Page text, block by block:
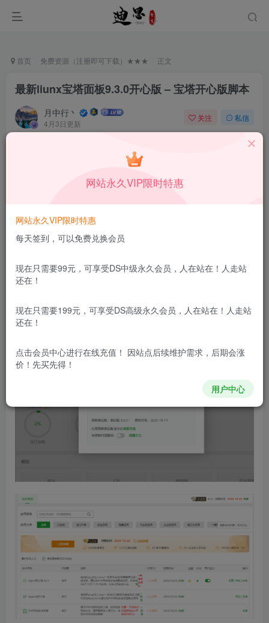
首页 免费资源（注册即可下载）★★★ 正文
最新liunx宝塔面板9.3.0开心版 – 宝塔开心版脚本
月中行丶
4月3日更新
关注 私信
本站所有内容来自互联网收集，仅供学习和交流，请勿用于商业
用途。如有侵权、不妥之处，请第一时间联系我们删除！
你们可以自己看看。它只是把官方脚本搬到了本地，一点都
Debian、Ubuntu和Fedora等市面上大多数系统哦！
网站永久VIP限时特惠
网站永久VIP限时特惠
每天签到，可以免费兑换会员
现在只需要99元，可享受DS中级永久会员，人在站在！人走站
还在！
现在只需要199元，可享受DS高级永久会员，人在站在！人走站
还在！
点击会员中心进行在线充值！ 因站点后续维护需求，后期会涨
价！先买先得！
用户中心